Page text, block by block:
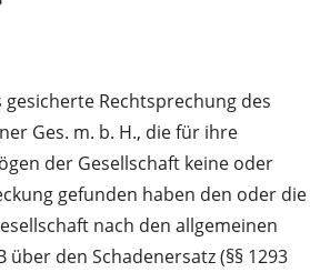
Rechtsprechung des
Ges. m. b. H., die für ihre
der Gesellschaft keine oder
gefunden haben den oder die
nach den allgemeinen
über den Schadenersatz (§§ 1293